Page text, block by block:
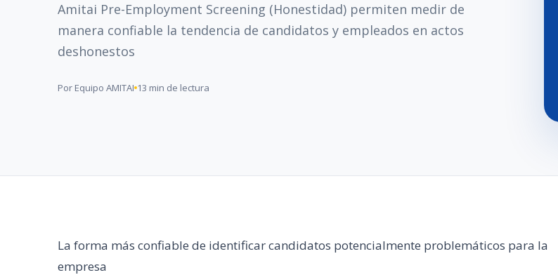
Amitai Pre-Employment Screening (Honestidad) permiten medir de
manera confiable la tendencia de candidatos y empleados en actos
deshonestos
Por Equipo AMITAI 13 min de lectura
La forma más confiable de identificar candidatos potencialmente problemáticos para la
empresa